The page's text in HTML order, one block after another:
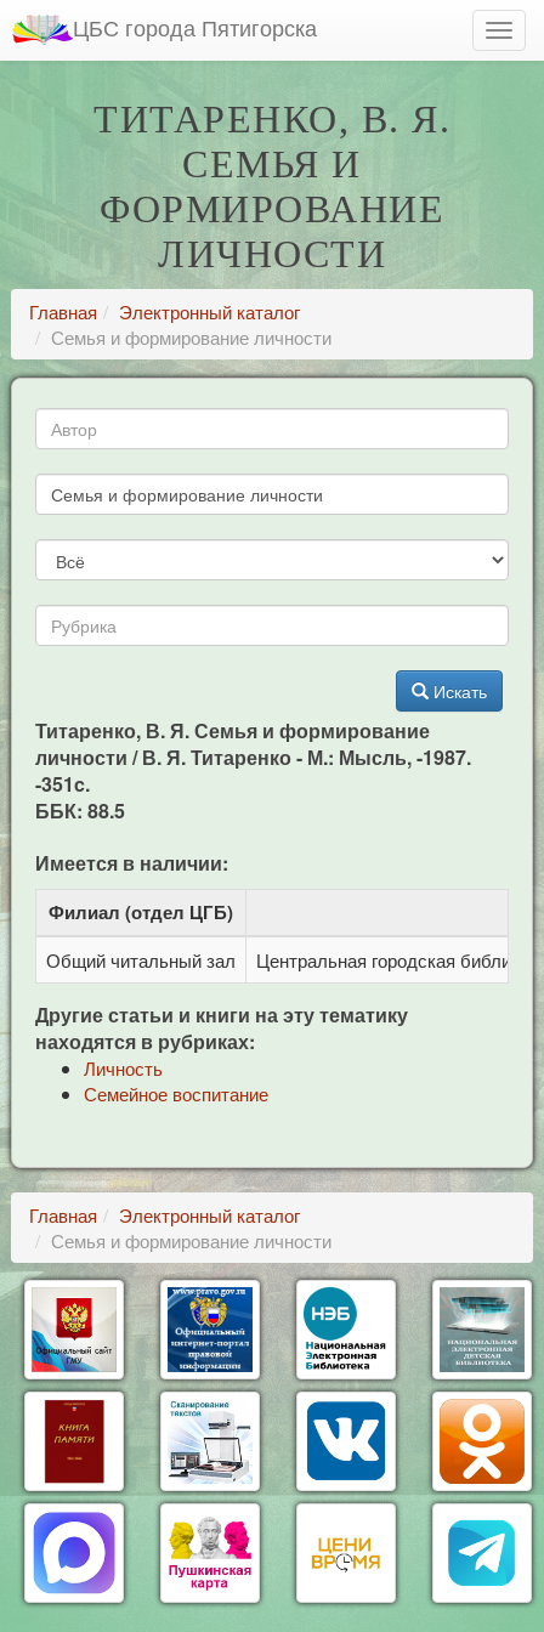
ЦБС города Пятигорска
ТИТАРЕНКО, В. Я.
СЕМЬЯ И
ФОРМИРОВАНИЕ
ЛИЧНОСТИ
Главная
Электронный каталог
Семья и формирование личности
Искать
Титаренко, В. Я. Семья и формирование
личности / В. Я. Титаренко - М.: Мысль, -1987.
-351c.
ББК: 88.5
Имеется в наличии:
Филиал (отдел ЦГБ)
Общий читальный зал Центральная городская
Другие статьи и книги на эту тематику
находятся в рубриках:
Личность
Семейное воспитание
Главная
Электронный каталог
Семья и формирование личности